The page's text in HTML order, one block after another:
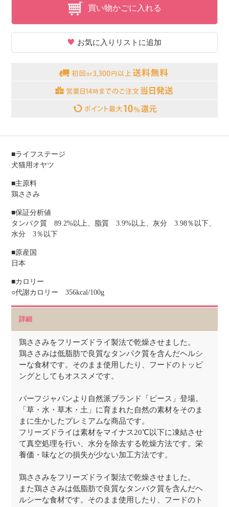
買い物かごに入れる
お気に入りリストに追加
■ライフステージ
犬猫用オヤツ
■主原料
鶏ささみ
■保証分析値
タンパク質 89.2%以上、脂質 3.9%以上、灰分 3.98％以下、
水分 3％以下
■原産国
日本
■カロリー
○代謝カロリー 356kcal/100g
詳細
鶏ささみをフリーズドライ製法で乾燥させました。
鶏ささみは低脂肪で良質なタンパク質を含んだヘルシ
ーな食材です。そのまま使用したり、フードのトッピ
ングとしてもオススメです。
バーフジャパンより自然派ブランド「ピース」登場。
「草・水・草木・土」に育まれた自然の素材をそのま
まに生かしたプレミアムな商品です。
フリーズドライは素材をマイナス20℃以下に凍結させ
て真空処理を行い、水分を除去する乾燥方法です。栄
養価・味などの損失が少ない加工方法です。
鶏ささみをフリーズドライ製法で乾燥させました。
また鶏ささみは低脂肪で良質なタンパク質を含んだヘ
ルシーな食材です。そのまま使用したり、フードのト